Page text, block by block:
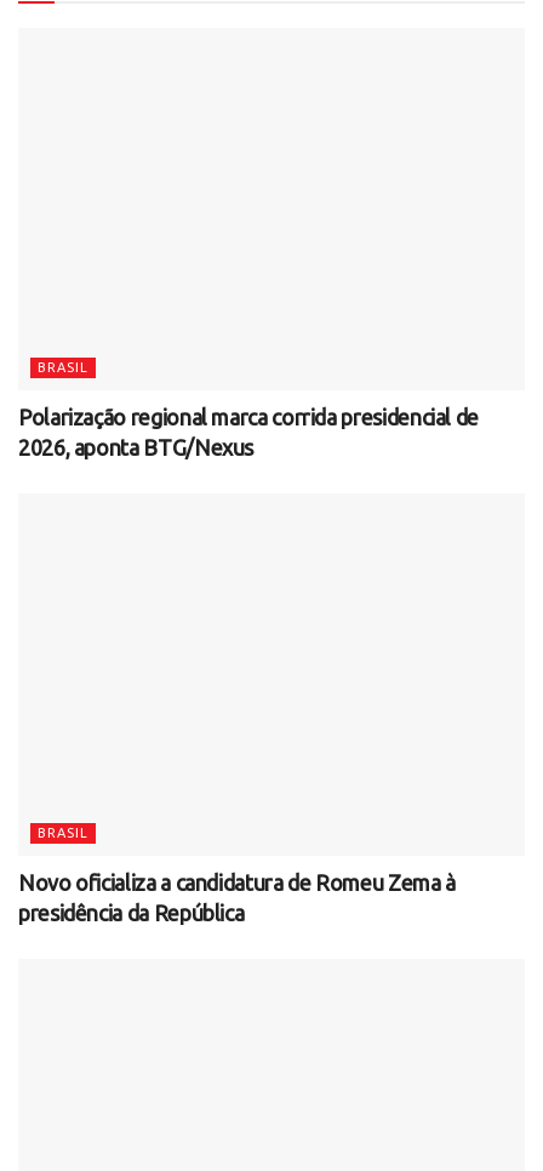
BRASIL
Polarização regional marca corrida presidencial de
2026, aponta BTG/Nexus
BRASIL
Novo oficializa a candidatura de Romeu Zema à
presidência da República